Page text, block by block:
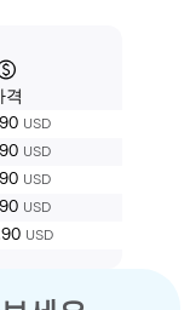
격
USD
USD
USD
USD
USD